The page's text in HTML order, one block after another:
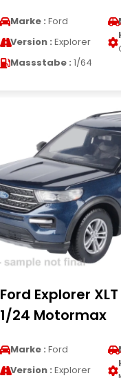
Marke : Ford
Version : Explorer
Massstabe : 1/64
Ford Explorer
1/24 Motormax
Marke : Ford
Version : Explorer